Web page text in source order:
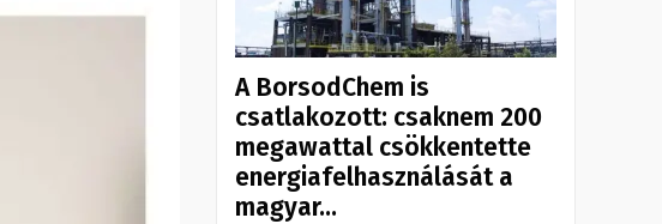
A BorsodChem is
csatlakozott: csaknem 200
megawattal csökkentette
energiafelhasználását a
magyar...